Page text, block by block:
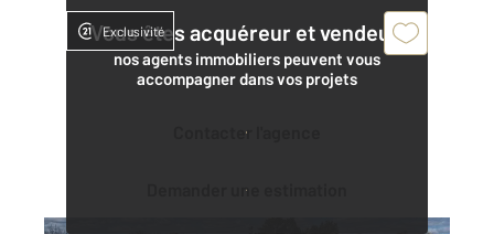
Vous êtes acquéreur et vendeur,
nos agents immobiliers peuvent vous
accompagner dans vos projets
Contacter l'agence
Demander une estimation
Exclusivité